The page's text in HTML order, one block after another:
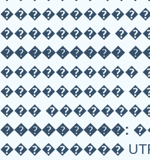
��������
���������
����������
���������
���
���������:
���������